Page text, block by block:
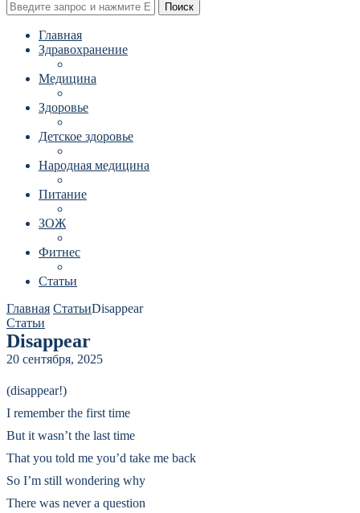
Поиск
Главная
Здравохранение
Медицина
Здоровье
Детское здоровье
Народная медицина
Питание
ЗОЖ
Фитнес
Статьи
Главная СтатьиDisappear
Статьи
Disappear
20 сентября, 2025
(disappear!)
I remember the first time
But it wasn’t the last time
That you told me you’d take me back
So I’m still wondering why
There was never a question